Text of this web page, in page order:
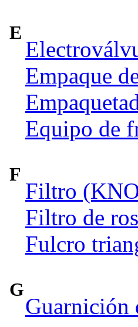
E
Empaque
Equipo de
F
Filtro
Filtro de
Fulcro
G
Guarnición